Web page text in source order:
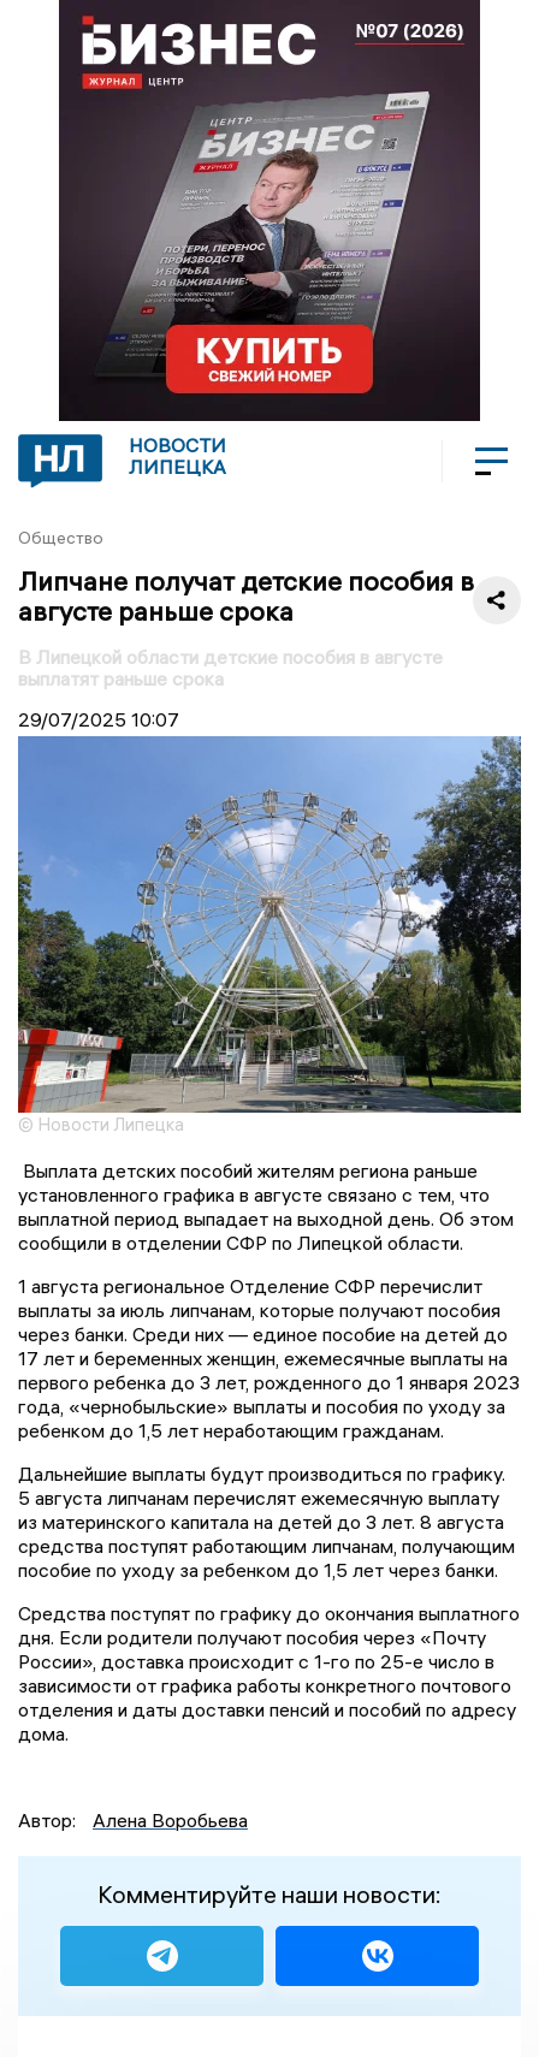
НОВОСТИ
ЛИПЕЦКА
Общество
Липчане получат детские пособия в
августе раньше срока
В Липецкой области детские пособия в августе
выплатят раньше срока
29/07/2025 10:07
© Новости Липецка
Выплата детских пособий жителям региона раньше
установленного графика в августе связано с тем, что
выплатной период выпадает на выходной день. Об этом
сообщили в отделении СФР по Липецкой области.
1 августа региональное Отделение СФР перечислит
выплаты за июль липчанам, которые получают пособия
через банки. Среди них — единое пособие на детей до
17 лет и беременных женщин, ежемесячные выплаты на
первого ребенка до 3 лет, рожденного до 1 января 2023
года, «чернобыльские» выплаты и пособия по уходу за
ребенком до 1,5 лет неработающим гражданам.
Дальнейшие выплаты будут производиться по графику.
5 августа липчанам перечислят ежемесячную выплату
из материнского капитала на детей до 3 лет. 8 августа
средства поступят работающим липчанам, получающим
пособие по уходу за ребенком до 1,5 лет через банки.
Средства поступят по графику до окончания выплатного
дня. Если родители получают пособия через «Почту
России», доставка происходит с 1-го по 25-е число в
зависимости от графика работы конкретного почтового
отделения и даты доставки пенсий и пособий по адресу
дома.
Автор: Алена Воробьева
Комментируйте наши новости: